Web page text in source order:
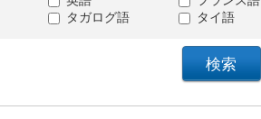
タガログ語 タイ語